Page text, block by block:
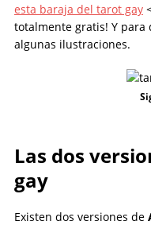
esta baraja del tarot gay
totalmente gratis! Y para
algunas ilustraciones.
Las dos
gay
Existen dos versiones de